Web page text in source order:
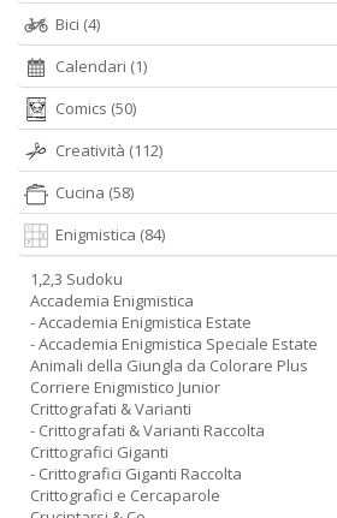
Bici (4)
Calendari (1)
Comics (50)
Creatività (112)
Cucina (58)
Enigmistica (84)
1,2,3 Sudoku
Accademia Enigmistica
- Accademia Enigmistica Estate
- Accademia Enigmistica Speciale Estate
Animali della Giungla da Colorare Plus
Corriere Enigmistico Junior
Crittografati & Varianti
- Crittografati & Varianti Raccolta
Crittografici Giganti
- Crittografici Giganti Raccolta
Crittografici e Cercaparole